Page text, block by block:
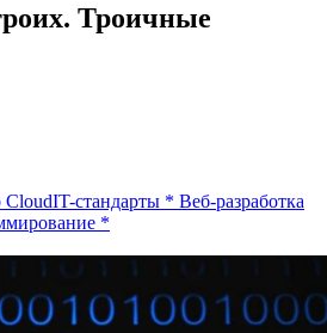
Троичные
CloudIT-стандарты * Веб-разработка
*